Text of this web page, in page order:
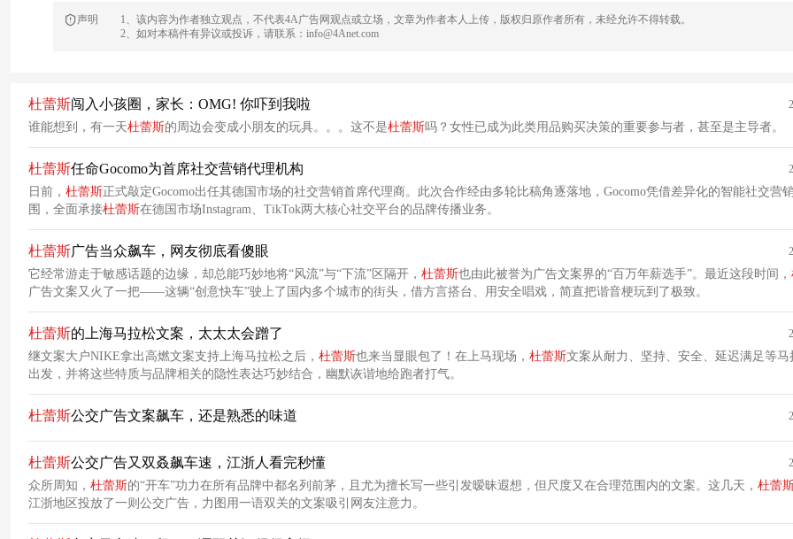
声明
1、该内容为作者独立观点，不代表4A广告网观点或立场，文章为作者本人上传，版权归原作者所有，未经允许不得转载。
2、如对本稿件有异议或投诉，请联系：info@4Anet.com
杜蕾斯闯入小孩圈，家长：OMG! 你吓到我啦
谁能想到，有一天杜蕾斯的周边会变成小朋友的玩具。。。这不是杜蕾斯吗？女性已成为此类用品购买决策的重要参与者，甚至是主导者。
杜蕾斯任命Gocomo为首席社交营销代理机构
日前， 杜蕾斯正式敲定Gocomo出任其德国市场的社交营销首席代理商。此次合作经由多轮比稿角逐落地，Gocomo凭借差异化的智能社交营
围，全面承接杜蕾斯在德国市场Instagram、TikTok两大核心社交平台的品牌传播业务。
杜蕾斯广告当众飙车，网友彻底看傻眼
它经常游走于敏感话题的边缘，却总能巧妙地将“风流”与“下流”区隔开， 杜蕾斯也由此被誉为广告文案界的“百万年薪选手”。最近这段时间，
广告文案又火了一把——这辆“创意快车”驶上了国内多个城市的街头，借方言搭台、用安全唱戏，简直把谐音梗玩到了极致。
杜蕾斯的上海马拉松文案，太太太会蹭了
继文案大户NIKE拿出高燃文案支持上海马拉松之后， 杜蕾斯也来当显眼包了！在上马现场， 杜蕾斯文案从耐力、坚持、安全、延迟满足等
出发，并将这些特质与品牌相关的隐性表达巧妙结合，幽默诙谐地给跑者打气。
杜蕾斯公交广告文案飙车，还是熟悉的味道
杜蕾斯公交广告又双叒飙车速，江浙人看完秒懂
众所周知， 杜蕾斯的“开车”功力在所有品牌中都名列前茅，且尤为擅长写一些引发暧昧遐想，但尺度又在合理范围内的文案。这几天， 杜蕾
江浙地区投放了一则公交广告，力图用一语双关的文案吸引网友注意力。